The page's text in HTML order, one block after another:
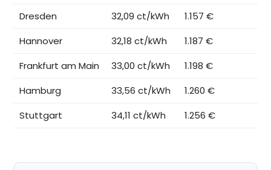
Dresden
32,09 ct/kWh
1.157 €
Hannover
32,18 ct/kWh
1.187 €
Frankfurt am Main
33,00 ct/kWh
1.198 €
Hamburg
33,56 ct/kWh
1.260 €
Stuttgart
34,11 ct/kWh 1.256 €